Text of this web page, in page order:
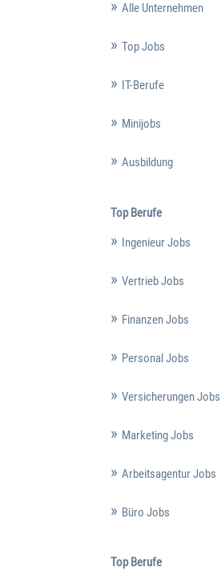
Alle Unternehmen
Top Jobs
IT-Berufe
Minijobs
Ausbildung
Top Berufe
Ingenieur Jobs
Vertrieb Jobs
Finanzen Jobs
Personal Jobs
Versicherungen Jobs
Marketing Jobs
Arbeitsagentur Jobs
Büro Jobs
Top Berufe